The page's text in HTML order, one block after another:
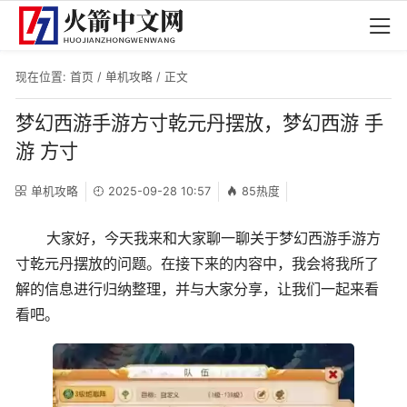
现在位置: 首页 / 单机攻略 / 正文
梦幻西游手游方寸乾元丹摆放，梦幻西游 手
游 方寸
单机攻略 2025-09-28 10:57 85热度
大家好，今天我来和大家聊一聊关于梦幻西游手游方
寸乾元丹摆放的问题。在接下来的内容中，我会将我所了
解的信息进行归纳整理，并与大家分享，让我们一起来看
看吧。